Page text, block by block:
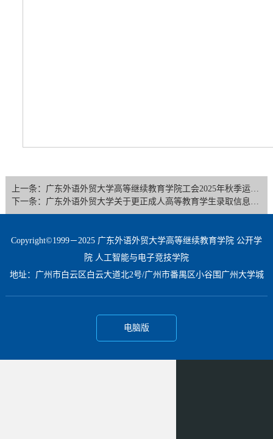
上一条：广东外语外贸大学高等继续教育学院工会2025年秋季运动会服装采购询价公告
Copyright©1999－2025 广东外语外贸大学高等继续教育学院 公开学
院 人工智能与电子竞技学院
地址：广州市白云区白云大道北2号/广州市番禺区小谷围广州大学城
电脑版